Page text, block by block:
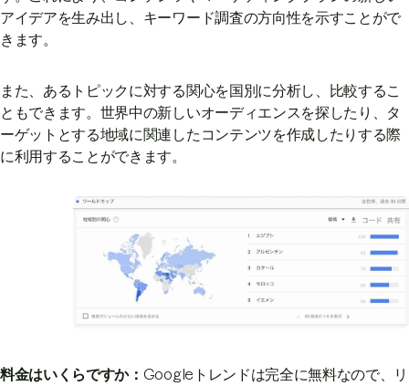
アイデアを生み出し、キーワード調査の方向性を示すことがで
きます。
また、あるトピックに対する関心を国別に分析し、比較するこ
ともできます。世界中の新しいオーディエンスを探したり、タ
ーゲットとする地域に関連したコンテンツを作成したりする際
に利用することができます。
料金はいくらですか： Googleトレンドは完全に無料なので、リ